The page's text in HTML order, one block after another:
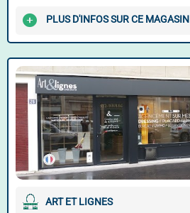
PLUS D'INFOS SUR CE MAGASIN
ART ET LIGNES